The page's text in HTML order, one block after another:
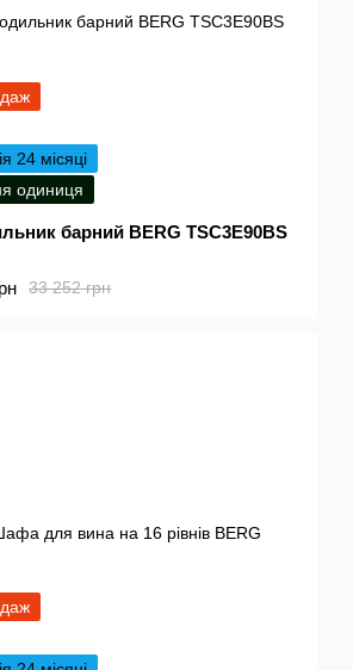
24 місяці
одиниця
барний BERG TSC3E90BS
33 252 грн